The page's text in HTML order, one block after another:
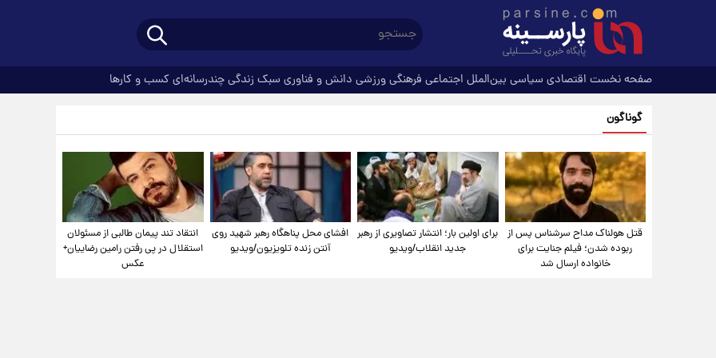
صفحه نخست اقتصادی سیاسی بین‌الملل اجتماعی فرهنگیورزشی دانش و فناوری سبک زندگیچندرسانه‌ای کسب و کارها
گوناگون
قتل هولناک مداح سرشناس پس از
ربوده شدن؛ فیلم جنایت برای
خانواده ارسال شد
برای اولین بار؛ انتشار تصاویری از رهبر
جدید انقلاب/ویدیو
افشای محل پناهگاه‌ رهبر شهید روی
آنتن زنده تلویزیون/ویدیو
انتقاد تند پیمان طالبی از مسئولان
استقلال در پی رفتن رامین رضاییان+
عکس